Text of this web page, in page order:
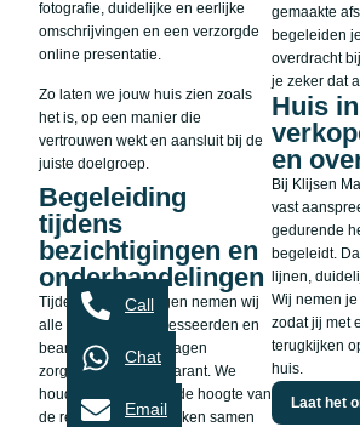
fotografie, duidelijke en eerlijke
omschrijvingen en een verzorgde
online presentatie.
Zo laten we jouw huis zien zoals
het is, op een manier die
vertrouwen wekt en aansluit bij de
juiste doelgroep.
Begeleiding
tijdens
bezichtigingen en
onderhandelingen
Tijdens bezichtigingen nemen wij
alle tijd voor geïnteresseerden en
beantwoorden we vragen
zorgvuldig en transparant. We
houden je steeds op de hoogte van
de reacties en bespreken samen
gemaakte
begeleiden
overdracht
je zeker dat
Huis
en
Bij Klijsen
vast
gedurende
begeleidt.
lijnen,
Wij nemen
zodat jij met
terugkijken
huis.
Laat het
Call
Chat
Email